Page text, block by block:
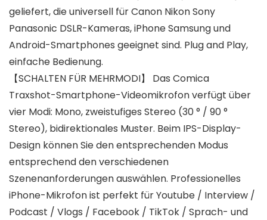
geliefert, die universell für Canon Nikon Sony
Panasonic DSLR-Kameras, iPhone Samsung und
Android-Smartphones geeignet sind. Plug and Play,
einfache Bedienung.
【SCHALTEN FÜR MEHRMODI】 Das Comica
Traxshot-Smartphone-Videomikrofon verfügt über
vier Modi: Mono, zweistufiges Stereo (30 ° / 90 °
Stereo), bidirektionales Muster. Beim IPS-Display-
Design können Sie den entsprechenden Modus
entsprechend den verschiedenen
Szenenanforderungen auswählen. Professionelles
iPhone-Mikrofon ist perfekt für Youtube / Interview /
Podcast / Vlogs / Facebook / TikTok / Sprach- und